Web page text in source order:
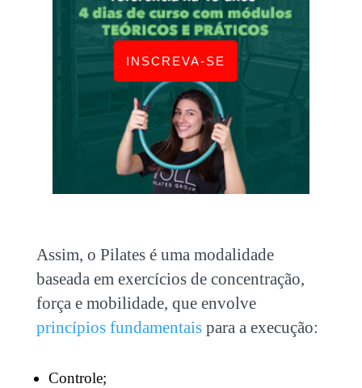
INSCREVA-SE
Assim, o Pilates é uma modalidade
baseada em exercícios de concentração,
força e mobilidade, que envolve
princípios fundamentaispara a execução:
Controle;